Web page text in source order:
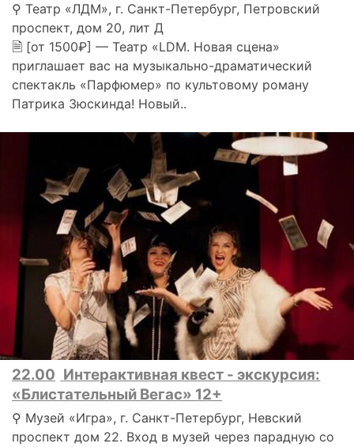
⚲ Театр «ЛДМ», г. Санкт-Петербург, Петровский
проспект, дом 20, лит Д
🗎 [от 1500₽] — Театр «LDM. Новая сцена»
приглашает вас на музыкально-драматический
спектакль «Парфюмер» по культовому роману
Патрика Зюскинда! Новый..
22.00 Интерактивная квест - экскурсия:
«Блистательный Вегас» 12+
⚲ Музей «Игра», г. Санкт-Петербург, Невский
проспект дом 22. Вход в музей через парадную со